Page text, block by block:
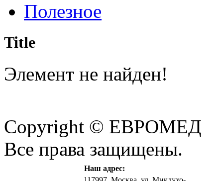
Полезное
Title
Элемент не найден!
Copyright © ЕВРОМЕД
Все права защищены.
Наш адрес: